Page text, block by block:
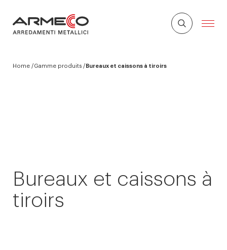
Home Gamme produits Bureaux et caissons à tiroirs
Bureaux et caissons à
tiroirs